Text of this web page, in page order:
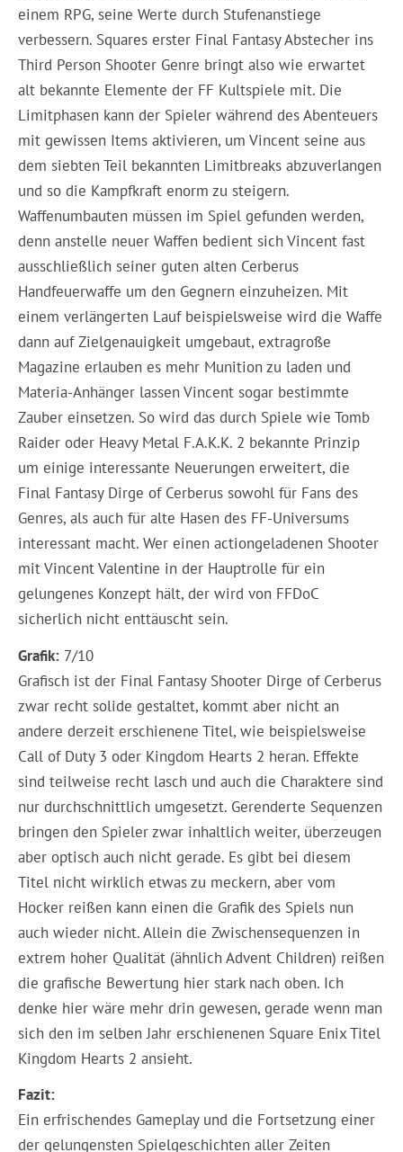
einem RPG, seine Werte durch Stufenanstiege
verbessern. Squares erster Final Fantasy Abstecher ins
Third Person Shooter Genre bringt also wie erwartet
alt bekannte Elemente der FF Kultspiele mit. Die
Limitphasen kann der Spieler während des Abenteuers
mit gewissen Items aktivieren, um Vincent seine aus
dem siebten Teil bekannten Limitbreaks abzuverlangen
und so die Kampfkraft enorm zu steigern.
Waffenumbauten müssen im Spiel gefunden werden,
denn anstelle neuer Waffen bedient sich Vincent fast
ausschließlich seiner guten alten Cerberus
Handfeuerwaffe um den Gegnern einzuheizen. Mit
einem verlängerten Lauf beispielsweise wird die Waffe
dann auf Zielgenauigkeit umgebaut, extragroße
Magazine erlauben es mehr Munition zu laden und
Materia-Anhänger lassen Vincent sogar bestimmte
Zauber einsetzen. So wird das durch Spiele wie Tomb
Raider oder Heavy Metal F.A.K.K. 2 bekannte Prinzip
um einige interessante Neuerungen erweitert, die
Final Fantasy Dirge of Cerberus sowohl für Fans des
Genres, als auch für alte Hasen des FF-Universums
interessant macht. Wer einen actiongeladenen Shooter
mit Vincent Valentine in der Hauptrolle für ein
gelungenes Konzept hält, der wird von FFDoC
sicherlich nicht enttäuscht sein.
Grafik: 7/10
Grafisch ist der Final Fantasy Shooter Dirge of Cerberus
zwar recht solide gestaltet, kommt aber nicht an
andere derzeit erschienene Titel, wie beispielsweise
Call of Duty 3 oder Kingdom Hearts 2 heran. Effekte
sind teilweise recht lasch und auch die Charaktere sind
nur durchschnittlich umgesetzt. Gerenderte Sequenzen
bringen den Spieler zwar inhaltlich weiter, überzeugen
aber optisch auch nicht gerade. Es gibt bei diesem
Titel nicht wirklich etwas zu meckern, aber vom
Hocker reißen kann einen die Grafik des Spiels nun
auch wieder nicht. Allein die Zwischensequenzen in
extrem hoher Qualität (ähnlich Advent Children) reißen
die grafische Bewertung hier stark nach oben. Ich
denke hier wäre mehr drin gewesen, gerade wenn man
sich den im selben Jahr erschienenen Square Enix Titel
Kingdom Hearts 2 ansieht.
Fazit:
Ein erfrischendes Gameplay und die Fortsetzung einer
der gelungensten Spielgeschichten aller Zeiten